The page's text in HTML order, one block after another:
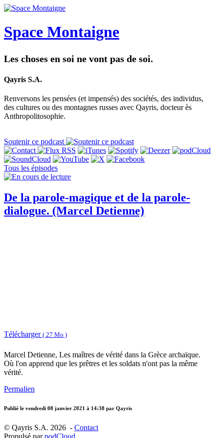
Space Montaigne
Les choses en soi ne vont pas de soi.
Qayris S.A.
Renversons les pensées (et impensés) des sociétés, des individus,
des cultures ou des montagnes russes avec Qayris, docteur ès
Anthropolitosophie.
Soutenir ce podcast
Tous les épisodes
De la parole-magique et de la parole-
dialogue. (Marcel Detienne)
Télécharger ( 27 Mo )
Marcel Detienne, Les maîtres de vérité dans la Grèce archaïque.
Où l'on apprend que les prêtres et les soldats n'ont pas la même
vérité.
Permalien
Publié le vendredi 08 janvier 2021 à 14:38 par Qayris
© Qayris S.A. 2026 - Contact
Propulsé parpodCloud